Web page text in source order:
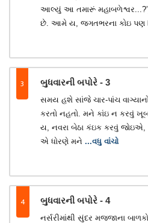
આલ્યું આ તમારૂં
છે. આમે ય, જગતભરના કોઇ પણ
3 બુધવારની બપોરે - 3
સમય હશે સાંજે ચાર-પાંચ
કરતો નહતો. મને કાંઇ ન કરવું
ય, નવરા બેઠા કંઇક કરવું જોઇએ,
એ ધોરણે મને ...વધુ વાંચો
4 બુધવારની બપોરે - 4
નર્સરીમાંથી સુંદર મજ્જાના